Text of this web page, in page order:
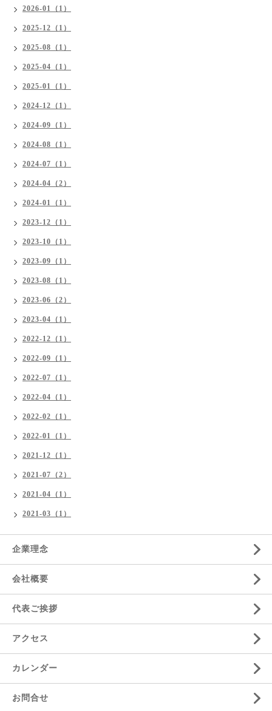
2026-01（1）
2025-12（1）
2025-08（1）
2025-04（1）
2025-01（1）
2024-12（1）
2024-09（1）
2024-08（1）
2024-07（1）
2024-04（2）
2024-01（1）
2023-12（1）
2023-10（1）
2023-09（1）
2023-08（1）
2023-06（2）
2023-04（1）
2022-12（1）
2022-09（1）
2022-07（1）
2022-04（1）
2022-02（1）
2022-01（1）
2021-12（1）
2021-07（2）
2021-04（1）
2021-03（1）
企業理念
会社概要
代表ご挨拶
アクセス
カレンダー
お問合せ